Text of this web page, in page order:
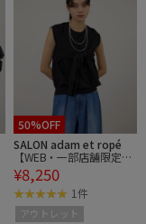
50%OFF
SALON adam et ropé
【WEB・一部店舗限定】
2WAYスリットニットプ
ルオーバー
¥8,250
1件
アウトレット